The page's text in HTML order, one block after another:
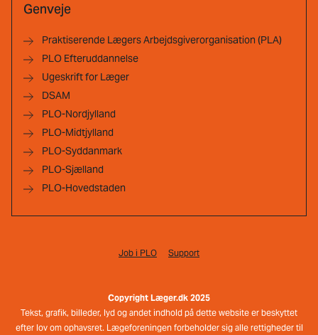
Genveje
Praktiserende Lægers Arbejdsgiverorganisation (PLA)
PLO Efteruddannelse
Ugeskrift for Læger
DSAM
PLO-Nordjylland
PLO-Midtjylland
PLO-Syddanmark
PLO-Sjælland
PLO-Hovedstaden
Job i PLO Support
Copyright Læger.dk 2025
Tekst, grafik, billeder, lyd og andet indhold på dette website er beskyttet
efter lov om ophavsret. Lægeforeningen forbeholder sig alle rettigheder til